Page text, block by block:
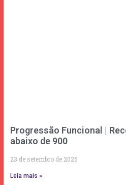
Progressão Funcional |
abaixo de 900
23 de setembro de 2025
Leia mais »